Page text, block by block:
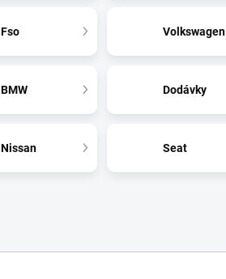
Fso Volkswagen
BMW Dodávky
Nissan Seat